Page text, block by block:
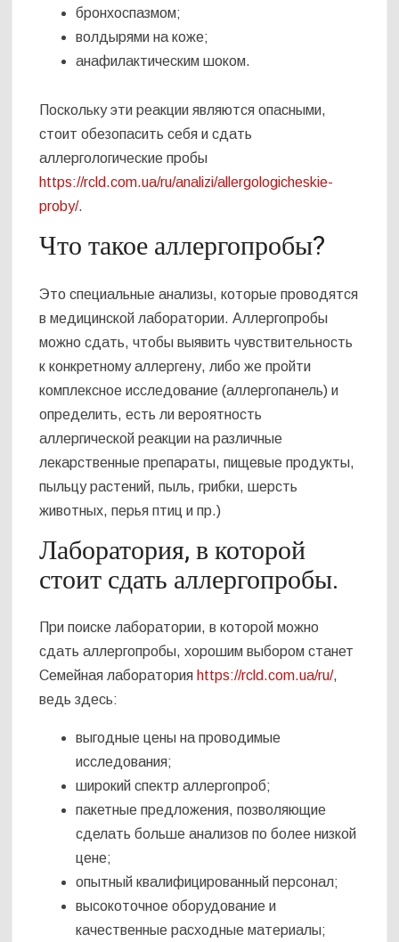
бронхоспазмом;
волдырями на коже;
анафилактическим шоком.
Поскольку эти реакции являются опасными,
стоит обезопасить себя и сдать
аллергологические пробы
https://rcld.com.ua/ru/analizi/allergologicheskie-
proby/.
Что такое аллергопробы?
Это специальные анализы, которые проводятся
в медицинской лаборатории. Аллергопробы
можно сдать, чтобы выявить чувствительность
к конкретному аллергену, либо же пройти
комплексное исследование (аллергопанель) и
определить, есть ли вероятность
аллергической реакции на различные
лекарственные препараты, пищевые продукты,
пыльцу растений, пыль, грибки, шерсть
животных, перья птиц и пр.)
Лаборатория, в которой
стоит сдать аллергопробы.
При поиске лаборатории, в которой можно
сдать аллергопробы, хорошим выбором станет
Семейная лаборатория https://rcld.com.ua/ru/,
ведь здесь:
выгодные цены на проводимые
исследования;
широкий спектр аллергопроб;
пакетные предложения, позволяющие
сделать больше анализов по более низкой
цене;
опытный квалифицированный персонал;
высокоточное оборудование и
качественные расходные материалы;